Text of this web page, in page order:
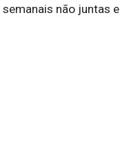
não juntas e